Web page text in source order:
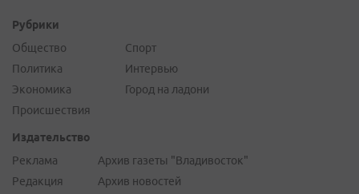
Рубрики
Общество
Политика
Экономика
Происшествия
Спорт
Интервью
Город на ладони
Издательство
Реклама
Редакция
Архив газеты "Владивосток"
Архив новостей